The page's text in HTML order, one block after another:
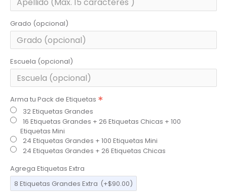
Grado (opcional)
Escuela (opcional)
Arma tu Pack de Etiquetas
32 Etiquetas Grandes
16 Etiquetas Grandes + 26 Etiquetas Chicas + 100
Etiquetas Mini
24 Etiquetas Grandes + 100 Etiquetas Mini
24 Etiquetas Grandes + 26 Etiquetas Chicas
Agrega Etiquetas Extra
8 Etiquetas Grandes Extra (+$90.00)